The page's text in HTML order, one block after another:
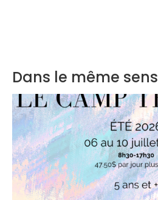
Dans le même sens